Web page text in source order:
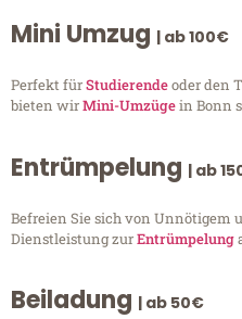
Mini Umzug | ab 100€
Perfekt fürStudierendeoder den
bieten wirMini-Umzügein Bonn
Entrümpelung | ab
Befreien Sie sich von Unnötigem
Dienstleistung zurEntrümpelung
Beiladung | ab 50€